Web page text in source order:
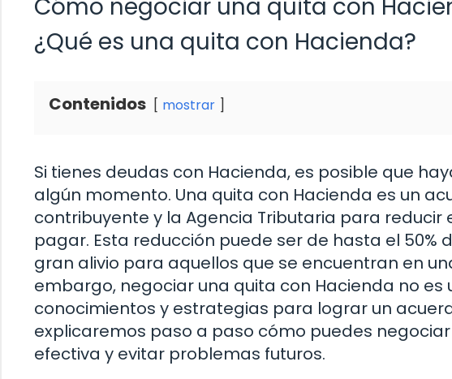
Cómo negociar una quita con
¿Qué es una quita con Hacienda?
Contenidos mostrar
Si tienes deudas con Hacienda, es posible que
algún momento. Una quita con Hacienda es un
contribuyente y la Agencia Tributaria para
pagar. Esta reducción puede ser de hasta el 50%
gran alivio para aquellos que se encuentran en
embargo, negociar una quita con Hacienda no es
conocimientos y estrategias para lograr un
explicaremos paso a paso cómo puedes
efectiva y evitar problemas futuros.